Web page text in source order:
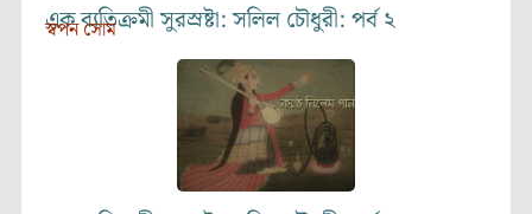
এক ব্যতিক্রমী সুরস্রষ্টা: সলিল চৌধুরী: পর্ব ২
স্বপন সোম